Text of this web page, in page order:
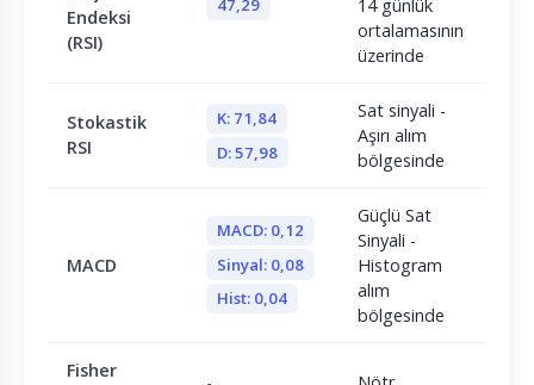
Endeksi
(RSI)
47,29
14 günlük
ortalamasının
üzerinde
Stokastik
RSI
K: 71,84
D: 57,98
Sat sinyali -
Aşırı alım
bölgesinde
MACD
MACD: 0,12
Sinyal: 0,08
Hist: 0,04
Güçlü Sat
Sinyali -
Histogram
alım
bölgesinde
Fisher